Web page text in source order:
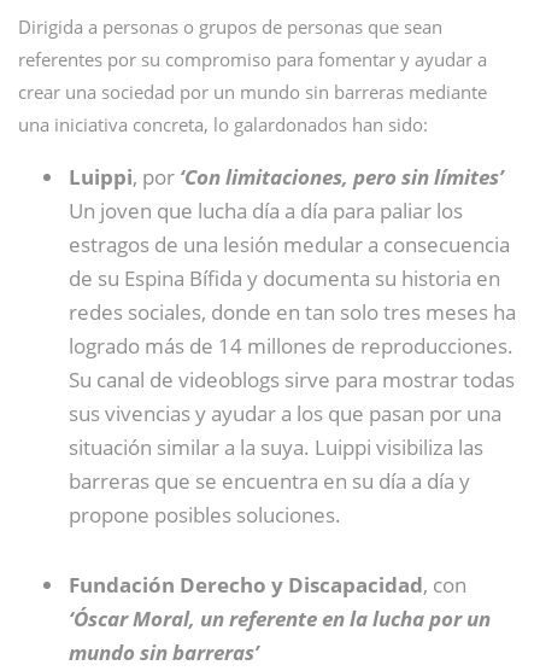
Dirigida a personas o grupos de personas que sean
referentes por su compromiso para fomentar y ayudar a
crear una sociedad por un mundo sin barreras mediante
una iniciativa concreta, lo galardonados han sido:
Luippi, por ‘Con limitaciones, pero sin límites’
Un joven que lucha día a día para paliar los
estragos de una lesión medular a consecuencia
de su Espina Bífida y documenta su historia en
redes sociales, donde en tan solo tres meses ha
logrado más de 14 millones de reproducciones.
Su canal de videoblogs sirve para mostrar todas
sus vivencias y ayudar a los que pasan por una
situación similar a la suya. Luippi visibiliza las
barreras que se encuentra en su día a día y
propone posibles soluciones.
Fundación Derecho y Discapacidad, con
‘Óscar Moral, un referente en la lucha por un
mundo sin barreras’